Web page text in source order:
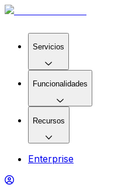
Servicios
Funcionalidades
Recursos
Enterprise